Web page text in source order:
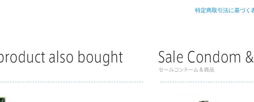
特定商取引法に基づく